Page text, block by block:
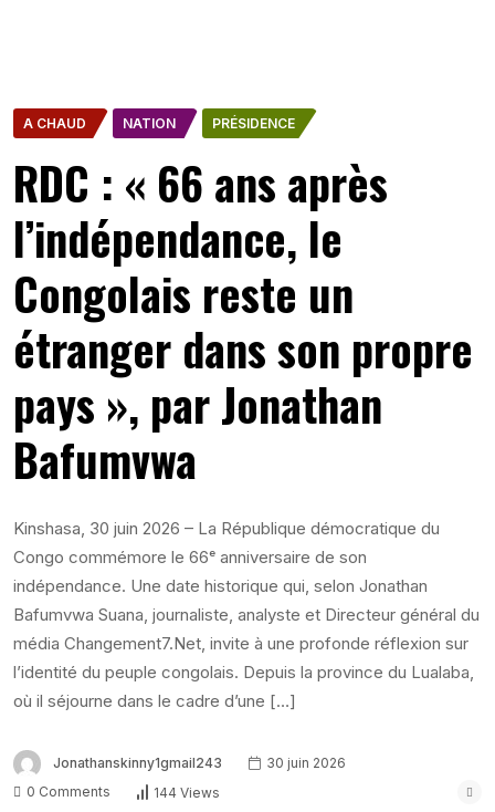
A CHAUD NATION PRÉSIDENCE
RDC : « 66 ans après
l’indépendance, le
Congolais reste un
étranger dans son propre
pays », par Jonathan
Bafumvwa
Kinshasa, 30 juin 2026 – La République démocratique du
Congo commémore le 66ᵉ anniversaire de son
indépendance. Une date historique qui, selon Jonathan
Bafumvwa Suana, journaliste, analyste et Directeur général du
média Changement7.Net, invite à une profonde réflexion sur
l’identité du peuple congolais. Depuis la province du Lualaba,
où il séjourne dans le cadre d’une […]
Jonathanskinny1gmail243
30 juin 2026
0 Comments
144 Views